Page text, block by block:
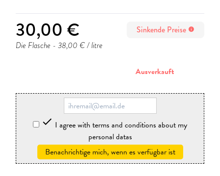
30,00 € Sinkende Preise info
Die Flasche - 38,00 € / litre
Ausverkauft
 I agree with terms and conditions about my
personal datas
Benachrichtige mich, wenn es verfügbar ist